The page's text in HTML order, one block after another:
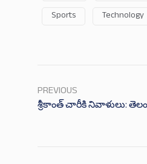
Sports
Technology
PREVIOUS
శ్రీకాంత్ చారీకి నివాళులు: